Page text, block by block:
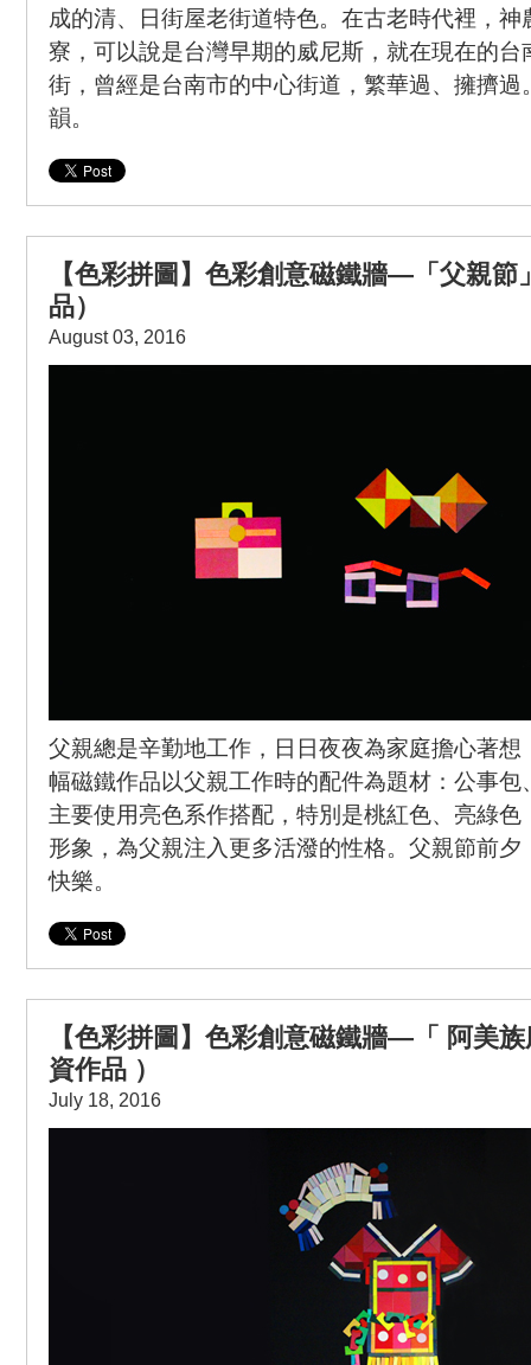
成的清、日街屋老街道特色。在古老時代裡，
寮，可以說是台灣早期的威尼斯，就在現在的台
街，曾經是台南市的中心街道，繁華過、擁擠過
韻。
【色彩拼圖】色彩創意磁鐵牆—「父親節
品）
August 03, 2016
父親總是辛勤地工作，日日夜夜為家庭擔心著想
幅磁鐵作品以父親工作時的配件為題材：公事包
主要使用亮色系作搭配，特別是桃紅色、亮綠
形象，為父親注入更多活潑的性格。父親節前
快樂。
【色彩拼圖】色彩創意磁鐵牆—「 阿美
資作品 ）
July 18, 2016